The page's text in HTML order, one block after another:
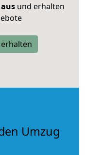
und erhalten
Umzug